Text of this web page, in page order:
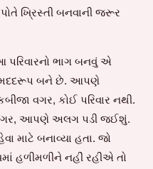
ખ્રિસ્તી બનવાની જરૂર
પરિવારનો ભાગ બનવું એ
મદદરૂપ બને છે. આપણે
વગર, કોઈ પરિવાર નથી.
વગર, આપણે અલગ પડી જઈશું.
માટે બનાવ્યા હતા. જો
હળીમળીને નહીં રહીએ તો